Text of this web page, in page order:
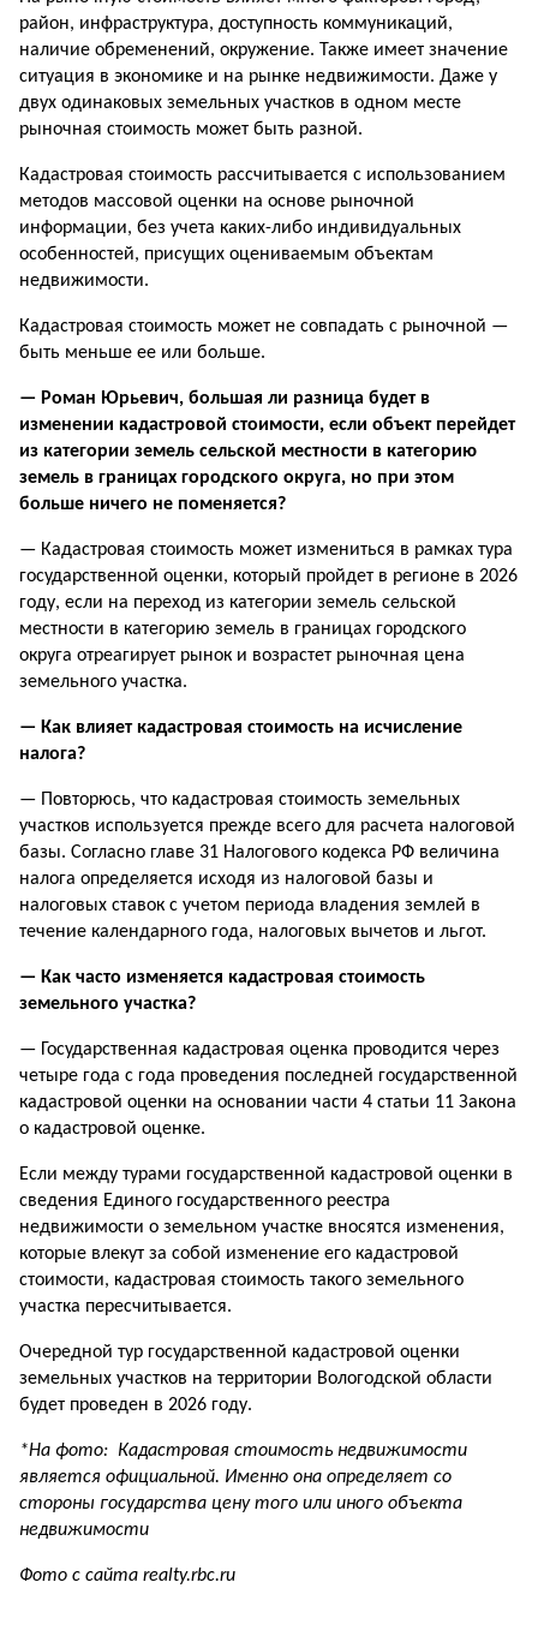
район, инфраструктура, доступность коммуникаций,
наличие обременений, окружение. Также имеет значение
ситуация в экономике и на рынке недвижимости. Даже у
двух одинаковых земельных участков в одном месте
рыночная стоимость может быть разной.
Кадастровая стоимость рассчитывается с использованием
методов массовой оценки на основе рыночной
информации, без учета каких-либо индивидуальных
особенностей, присущих оцениваемым объектам
недвижимости.
Кадастровая стоимость может не совпадать с рыночной —
быть меньше ее или больше.
— Роман Юрьевич, большая ли разница будет в
изменении кадастровой стоимости, если объект перейдет
из категории земель сельской местности в категорию
земель в границах городского округа, но при этом
больше ничего не поменяется?
— Кадастровая стоимость может измениться в рамках тура
государственной оценки, который пройдет в регионе в 2026
году, если на переход из категории земель сельской
местности в категорию земель в границах городского
округа отреагирует рынок и возрастет рыночная цена
земельного участка.
— Как влияет кадастровая стоимость на исчисление
налога?
— Повторюсь, что кадастровая стоимость земельных
участков используется прежде всего для расчета налоговой
базы. Согласно главе 31 Налогового кодекса РФ величина
налога определяется исходя из налоговой базы и
налоговых ставок с учетом периода владения землей в
течение календарного года, налоговых вычетов и льгот.
— Как часто изменяется кадастровая стоимость
земельного участка?
— Государственная кадастровая оценка проводится через
четыре года с года проведения последней государственной
кадастровой оценки на основании части 4 статьи 11 Закона
о кадастровой оценке.
Если между турами государственной кадастровой оценки в
сведения Единого государственного реестра
недвижимости о земельном участке вносятся изменения,
которые влекут за собой изменение его кадастровой
стоимости, кадастровая стоимость такого земельного
участка пересчитывается.
Очередной тур государственной кадастровой оценки
земельных участков на территории Вологодской области
будет проведен в 2026 году.
*На фото: Кадастровая стоимость недвижимости
является официальной. Именно она определяет со
стороны государства цену того или иного объекта
недвижимости
Фото с сайта realty.rbc.ru